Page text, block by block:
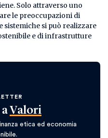
Solo attraverso uno
le preoccupazioni di
si può realizzare
e di infrastrutture
Valori
etica ed economia